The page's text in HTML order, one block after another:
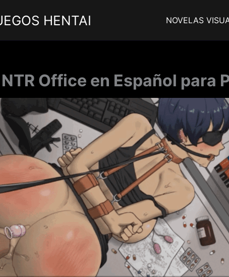
HENTAI NOVELAS
NTR Office en Español para